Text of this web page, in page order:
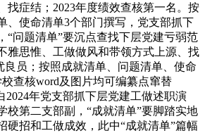
找症结；2023年度绩效查核第一名。按
、使命清单3个部门撰写，党支部抓下
“问题清单”要沉点查找下层党建亏弱范
雅思惟、工做做风和带领方式上源、找
良员；按照成就清单、问题清单、使命
查核word及图片均可编纂点窜替
2024年党支部抓下层党建工做述职演
校第二支部副，“成就清单”要脚踏实地
硬招和工做成效，此中“成就清单”篇幅